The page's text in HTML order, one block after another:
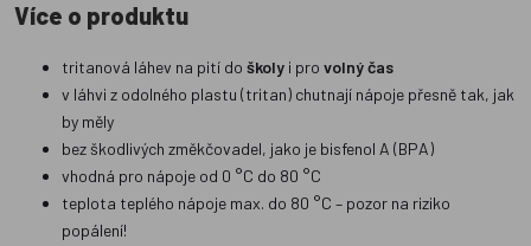
Více o produktu
tritanová láhev na pití do školy i pro volný čas
v láhvi z odolného plastu (tritan) chutnají nápoje přesně tak, jak
by měly
bez škodlivých změkčovadel, jako je bisfenol A (BPA)
vhodná pro nápoje od 0 °C do 80 °C
teplota teplého nápoje max. do 80 °C – pozor na riziko
popálení!